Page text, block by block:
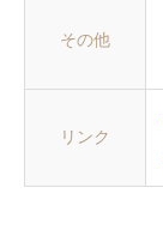
その他
リンク